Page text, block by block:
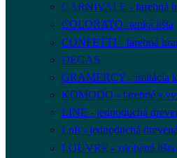
CARNIVALE - farebná
COLORATO- tenká lišta
CONFETTI - farebná
DEGAS
GRAMERCY - imitácia
KOMODO - farebné s
LINE - jednoduchá
Loft - jednoduchá
LOUVRE - zdobená lišta